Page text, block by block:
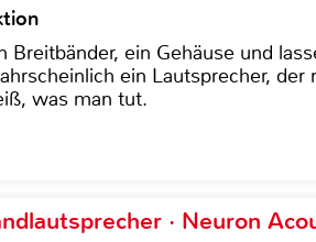
Breitbänder, ein Gehäuse und
ein Lautsprecher,
was man tut.
· Neuron